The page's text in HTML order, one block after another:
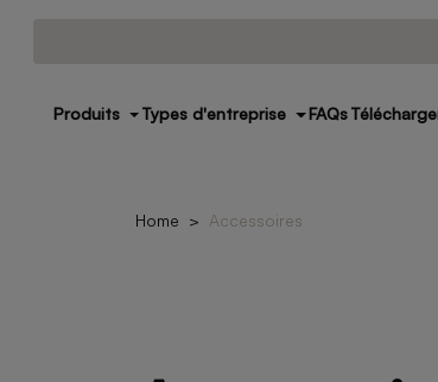
Produits Types d'entreprise FAQs
Home Accessoires